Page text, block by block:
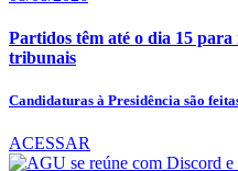
Partidos têm até o dia 15
tribunais
Candidaturas à Presidência são
ACESSAR